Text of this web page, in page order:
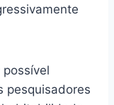
pesquisadores